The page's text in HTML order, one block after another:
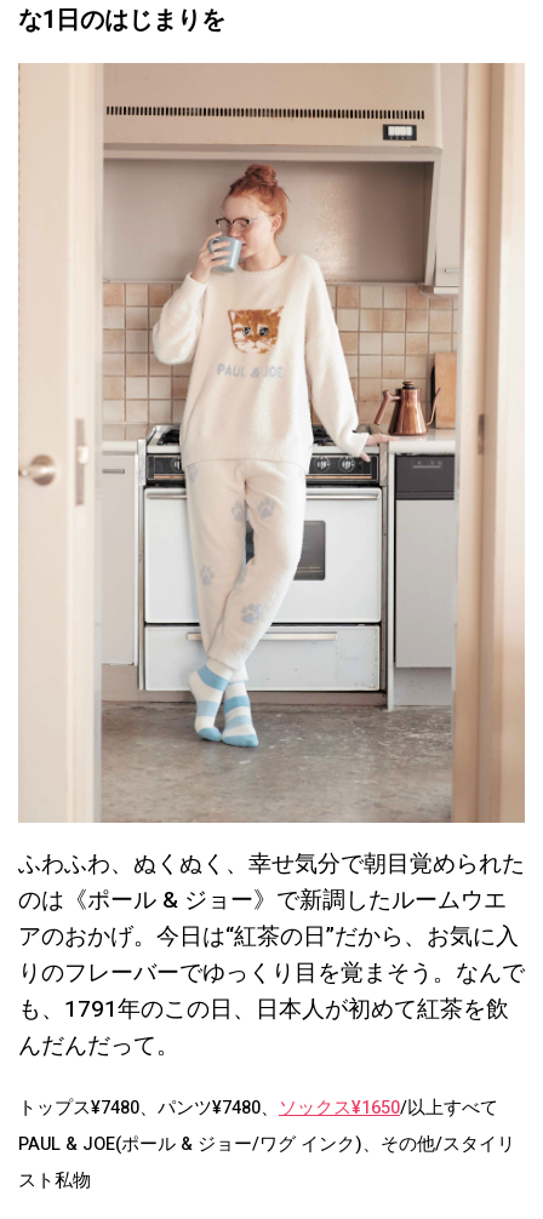
な1日のはじまりを
ふわふわ、ぬくぬく、幸せ気分で朝目覚められた
のは《ポール & ジョー》で新調したルームウエ
アのおかげ。今日は“紅茶の日”だから、お気に入
りのフレーバーでゆっくり目を覚まそう。なんで
も、1791年のこの日、日本人が初めて紅茶を飲
んだんだって。
トップス¥7480、パンツ¥7480、 ソックス¥1650/以上すべて
PAUL & JOE(ポール & ジョー/ワグ インク)、その他/スタイリ
スト私物